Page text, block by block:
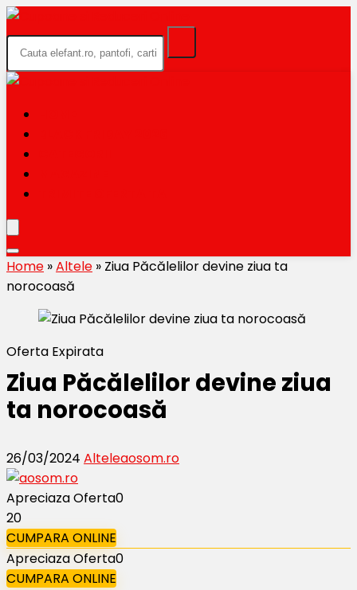
Home »Altele » Ziua Păcălelilor devine ziua ta
norocoasă
Oferta Expirata
Ziua Păcălelilor devine ziua
ta norocoasă
26/03/2024 Alteleaosom.ro
Apreciaza Oferta0
20
CUMPARA ONLINE
Apreciaza Oferta0
CUMPARA ONLINE